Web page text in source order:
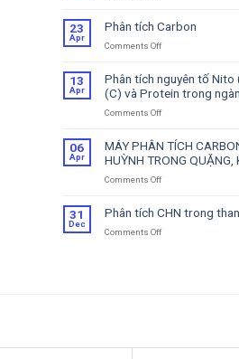
Tích
–
Trợ
Sửa
23
Apr
Phân tích Carbon
Comments Offon
Carbon
13
Apr
Phân tích nguyên tố Nito
(C) và Protein trong
Comments Offon
tích
tố
Nito
Carbon
06
Apr
MÁY PHÂN TÍCH
HUỲNH TRONG QUẶNG,
Comments Offon
PHÂN
CARBON
31
Dec
Phân tích CHN trong than
Comments Offon